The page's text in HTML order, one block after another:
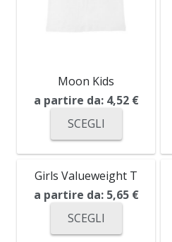
Moon Kids
a partire da: 4,52 €
SCEGLI
Girls Valueweight T
a partire da: 5,65 €
SCEGLI